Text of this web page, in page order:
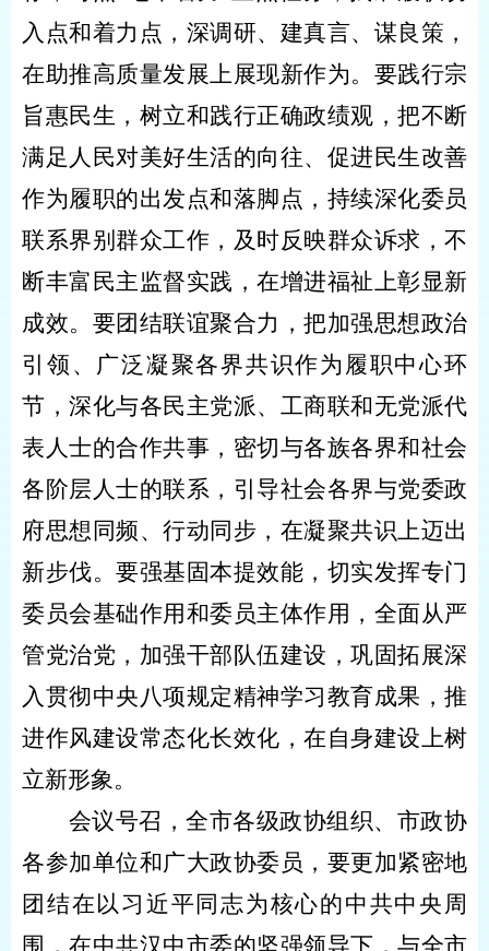
入点和着力点，深调研、建真言、谋良策，
在助推高质量发展上展现新作为。要践行宗
旨惠民生，树立和践行正确政绩观，把不断
满足人民对美好生活的向往、促进民生改善
作为履职的出发点和落脚点，持续深化委员
联系界别群众工作，及时反映群众诉求，不
断丰富民主监督实践，在增进福祉上彰显新
成效。要团结联谊聚合力，把加强思想政治
引领、广泛凝聚各界共识作为履职中心环
节，深化与各民主党派、工商联和无党派代
表人士的合作共事，密切与各族各界和社会
各阶层人士的联系，引导社会各界与党委政
府思想同频、行动同步，在凝聚共识上迈出
新步伐。要强基固本提效能，切实发挥专门
委员会基础作用和委员主体作用，全面从严
管党治党，加强干部队伍建设，巩固拓展深
入贯彻中央八项规定精神学习教育成果，推
进作风建设常态化长效化，在自身建设上树
立新形象。
会议号召，全市各级政协组织、市政协
各参加单位和广大政协委员，要更加紧密地
团结在以习近平同志为核心的中共中央周